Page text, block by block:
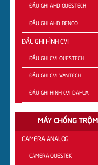
ĐẦU GHI AHD QUESTECH
ĐẦU GHI AHD BENCO
ĐẦU GHI HÌNH CVI
ĐẦU GHI CVI QUESTECH
ĐẦU GHI CVI VANTECH
ĐẦU GHI HÌNH CVI DAHUA
MÁY CHỐNG TRỘM
CAMERA ANALOG
CAMERA QUESTEK